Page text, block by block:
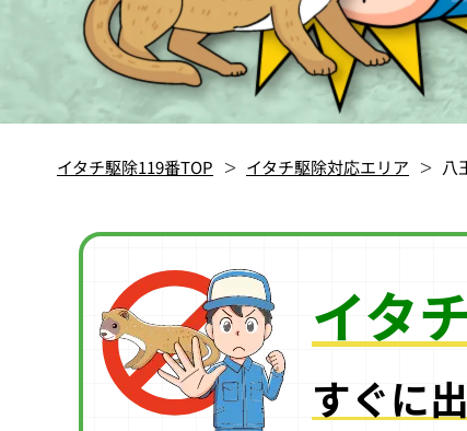
イタチ駆除119番TOP イタチ駆除対応エリア 八
イタ
すぐに